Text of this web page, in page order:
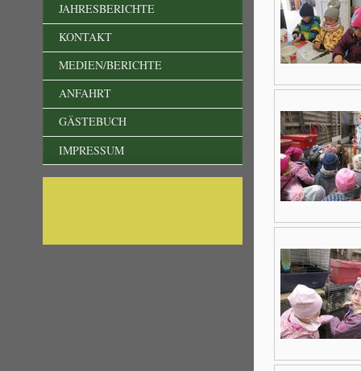
JAHRESBERICHTE
KONTAKT
MEDIEN/BERICHTE
ANFAHRT
GÄSTEBUCH
IMPRESSUM